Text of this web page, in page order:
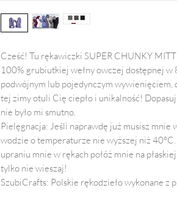
Cześć! Tu rękawiczki SUPER CHUNKY
100% grubiutkiej wełny owczej dostępnej w
podwójnym lub pojedynczym wywienięciem,
tej zimy otuli Cię ciepło i unikalność!
nie było mi smutno.
Pielęgnacja: Jeśli naprawdę już musisz
wodzie o temperaturze nie wyższej niż
upraniu mnie w rękach połóż mnie na
tylko nie wieszaj!
SzubiCrafts: Polskie rękodzieło wykonane z